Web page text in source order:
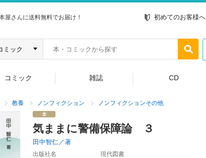
屋さんに送料無料でお届け！ 初めてのお客様へ
コミック 雑誌 CD
教養 ノンフィクション ノンフィクションその他
気ままに警備保障論 ３
田中智仁／著
出版社名
現代図書